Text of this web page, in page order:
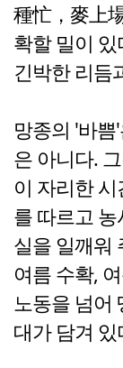
種忙，麥上
확할 밀이
긴박한 리듬
망종의 '바
은 아니다.
이 자리한
를 따르고
실을 일깨워
여름 수확,
노동을 넘어
대가 담겨 있